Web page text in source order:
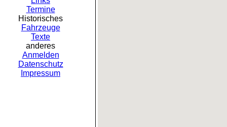
Termine
Historisches
Fahrzeuge
Texte
anderes
Anmelden
Datenschutz
Impressum